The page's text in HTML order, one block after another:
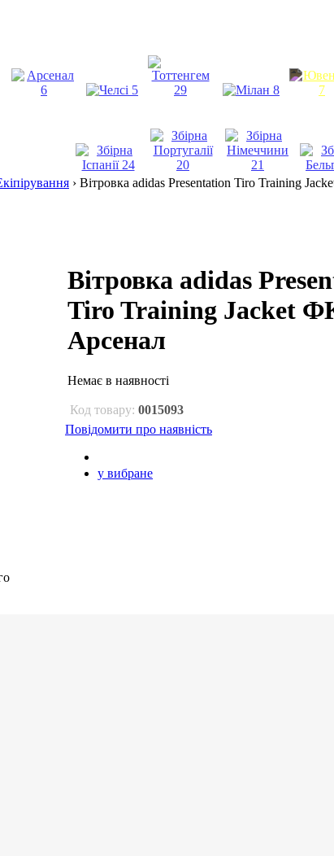
› Вітровка adidas Presentation Tiro Training
Вітровка adidas
Tiro Training Jacket
Арсенал
Немає в наявності
Код товару: 0015093
Повідомити про наявність
у вибране